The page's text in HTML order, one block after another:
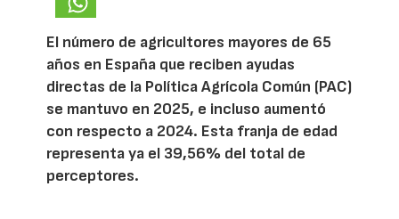
El número de agricultores mayores de 65
años en España que reciben ayudas
directas de la Política Agrícola Común (PAC)
se mantuvo en 2025, e incluso aumentó
con respecto a 2024. Esta franja de edad
representa ya el 39,56% del total de
perceptores.